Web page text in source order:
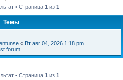
• Страница 1 из 1
Темы
« Вт авг 04, 2026 1:18 pm
forum
• Страница 1 из 1